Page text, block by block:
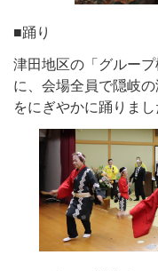
■踊り
津田地区の「グルー
に、会場全員で隠岐
をにぎやかに踊りまし